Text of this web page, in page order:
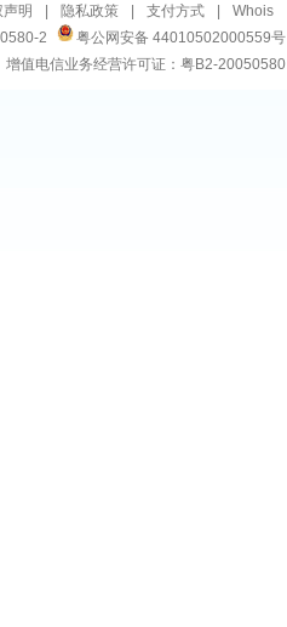
声明 隐私政策 支付方式
Whois
粤公网安备 44010502000559号
2
增值电信业务经营许可证：粤B2-20050580